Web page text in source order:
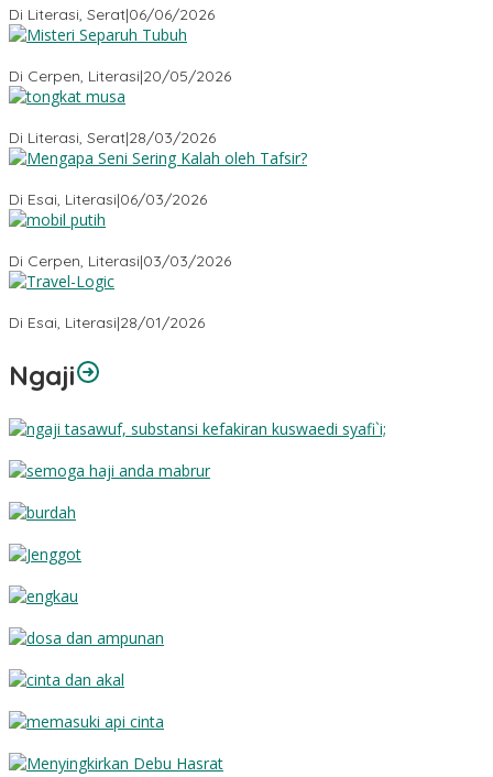
Di Literasi, Serat|06/06/2026
Di Cerpen, Literasi|20/05/2026
Di Literasi, Serat|28/03/2026
Di Esai, Literasi|06/03/2026
Di Cerpen, Literasi|03/03/2026
Di Esai, Literasi|28/01/2026
Ngaji